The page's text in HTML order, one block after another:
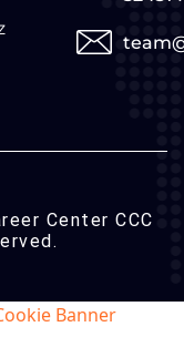
Center CCC
Banner